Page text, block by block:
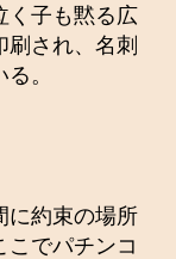
く子も黙る広
され、名刺
。
に約束の場所
こでパチンコ